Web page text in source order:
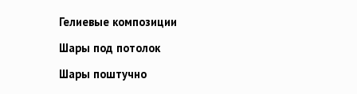
Гелиевые композиции
Шары под потолок
Шары поштучно